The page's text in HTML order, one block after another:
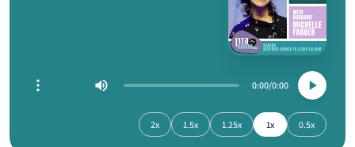
0:00
0:00
0.5x
1x
1.25x
1.5x
2x